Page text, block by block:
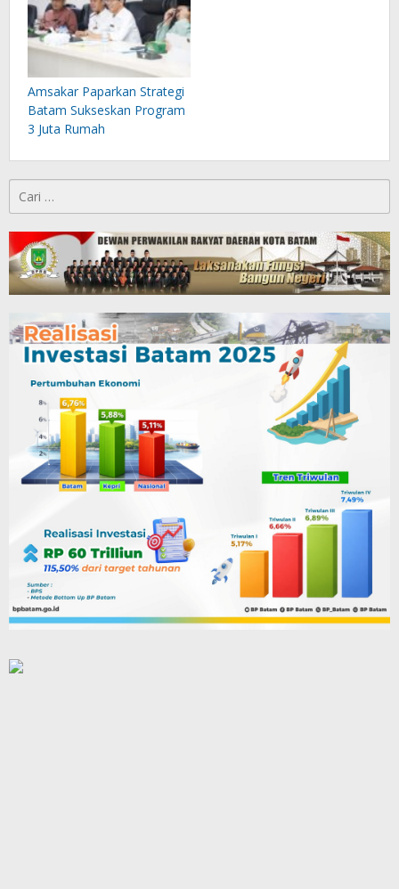
Amsakar Paparkan Strategi
Batam Sukseskan Program
3 Juta Rumah
untuk: